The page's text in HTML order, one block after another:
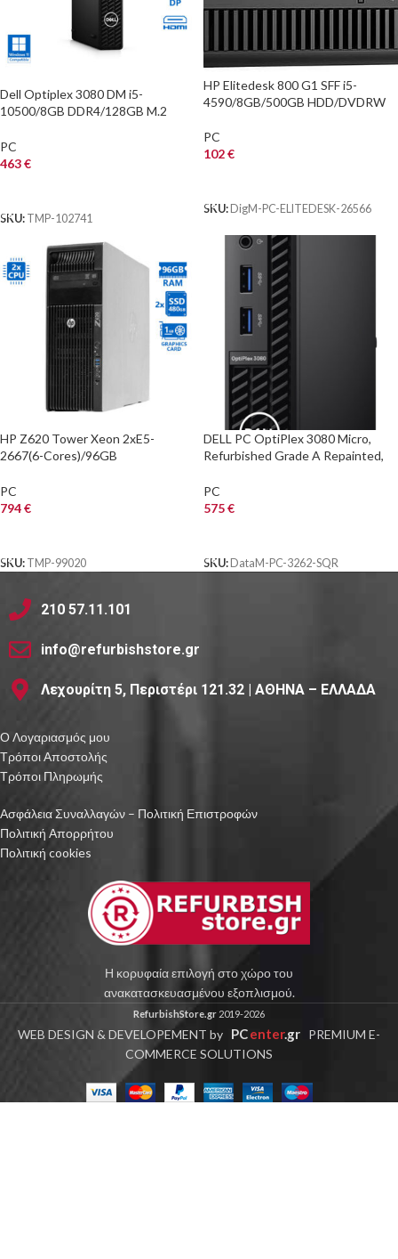
Dell Optiplex 3080 DM i5-
10500/8GB DDR4/128GB M.2
Refurbished PC
PC
463€
SKU: TMP-102741
HP Elitedesk 800 G1 SFF i5-
4590/8GB/500GB HDD/DVDRW
PC
102€
SKU: DigM-PC-ELITEDESK-26566
HP Z620 Tower Xeon 2xE5-
2667(6-Cores)/96GB
1GB/DVD/7P Grade A
Workstation Re
PC
794€
SKU: TMP-99020
DELL PC OptiPlex 3080 Micro,
Refurbished Grade A Repainted,
FreeDOS
PC
575€
SKU: DataM-PC-3262-SQR
210 57.11.101
info@refurbishstore.gr
Λεχουρίτη 5, Περιστέρι 121.32 | ΑΘΗΝΑ – ΕΛΛΑΔΑ
Ο Λογαριασμός μου
Τρόποι Αποστολής
Τρόποι Πληρωμής
Ασφάλεια Συναλλαγών – Πολιτική Επιστροφών
Πολιτική Απορρήτου
Πολιτική cookies
Η κορυφαία επιλογή στο χώρο του
ανακατασκευασμένου εξοπλισμού.
RefurbishStore.gr 2019-2026
WEB DESIGN & DEVELOPEMENT by PCenter.gr PREMIUM E-
COMMERCE SOLUTIONS